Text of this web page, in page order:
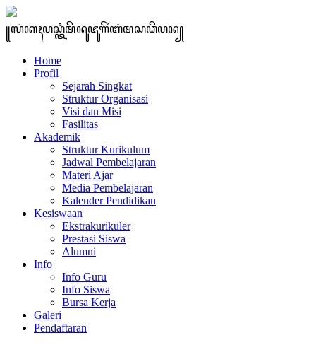
꧋ꦭꦁꦏꦃꦥꦱ꧀ꦠꦶꦩꦼꦤꦸꦗꦸꦒꦼꦂꦧꦁꦩꦱꦣꦼꦥꦤ꧀
Home
Profil
Sejarah Singkat
Struktur Organisasi
Visi dan Misi
Fasilitas
Akademik
Struktur Kurikulum
Jadwal Pembelajaran
Materi Ajar
Media Pembelajaran
Kalender Pendidikan
Kesiswaan
Ekstrakurikuler
Prestasi Siswa
Alumni
Info
Info Guru
Info Siswa
Bursa Kerja
Galeri
Pendaftaran